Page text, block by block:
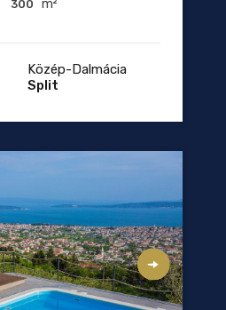
300 m²
Közép-Dalmácia
Split